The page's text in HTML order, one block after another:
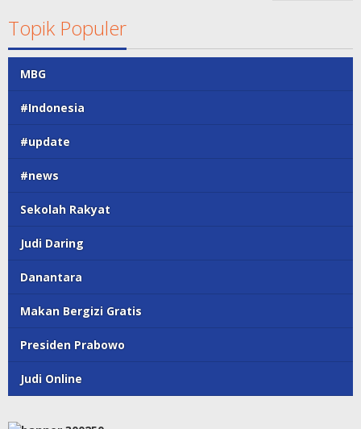
Topik Populer
MBG
#Indonesia
#update
#news
Sekolah Rakyat
Judi Daring
Danantara
Makan Bergizi Gratis
Presiden Prabowo
Judi Online